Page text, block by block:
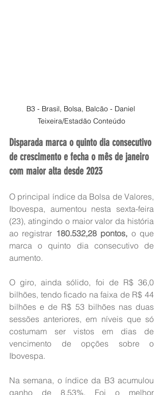
B3 - Brasil, Bolsa, Balcão - Daniel
Teixeira/Estadão Conteúdo
Disparada marca o quinto dia consecutivo
de crescimento e fecha o mês de janeiro
com maior alta desde 2023
O principal índice da Bolsa de Valores,
Ibovespa, aumentou nesta sexta-feira
(23), atingindo o maior valor da história
ao registrar 180.532,28 pontos, o que
marca o quinto dia consecutivo de
aumento.
O giro, ainda sólido, foi de R$ 36,0
bilhões, tendo ficado na faixa de R$ 44
bilhões e de R$ 53 bilhões nas duas
sessões anteriores, em níveis que só
costumam ser vistos em dias de
vencimento de opções sobre o
Ibovespa.
Na semana, o índice da B3 acumulou
ganho de 8,53%. Foi o melhor